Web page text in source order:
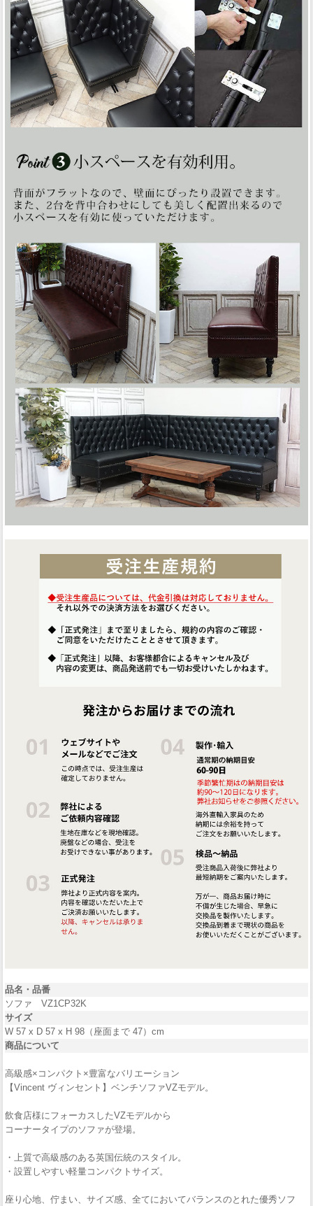
品名・品番
ソファ VZ1CP32K
サイズ
W 57 x D 57 x H 98（座面まで 47）cm
商品について
高級感×コンパクト×豊富なバリエーション
【Vincent ヴィンセント】ベンチソファVZモデル。
飲食店様にフォーカスしたVZモデルから
コーナータイプのソファが登場。
・上質で高級感のある英国伝統のスタイル。
・設置しやすい軽量コンパクトサイズ。
座り心地、佇まい、サイズ感、全てにおいてバランスのとれた優秀ソフ